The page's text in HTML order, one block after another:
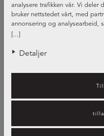
[...]
analysere trafikken vår. Vi deler
bruker nettstedet vårt, med
annonsering og analysearbeid,
informasjon du har gjort
Detaljer